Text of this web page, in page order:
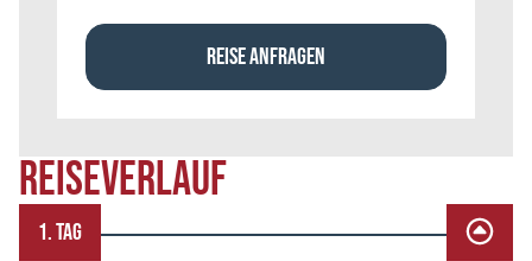
REISEVERLAUF
1. TAG
REISE ANFRAGEN